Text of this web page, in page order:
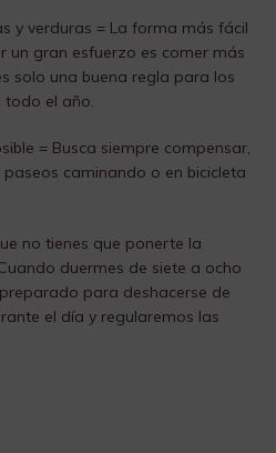
y verduras = La forma más fácil
un gran esfuerzo es comer más
solo una buena regla para los
todo el año.
= Busca siempre compensar,
caminando o en bicicleta
no tienes que ponerte la
duermes de siete a ocho
para deshacerse de
el día y regularemos las